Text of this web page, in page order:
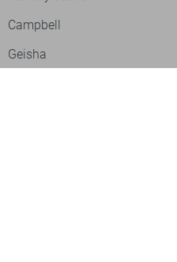
Campbell
Geisha